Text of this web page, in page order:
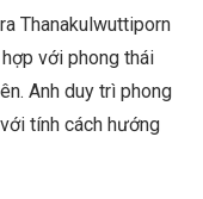
Thanakulwuttiporn
với phong thái
Anh duy trì phong
tính cách hướng